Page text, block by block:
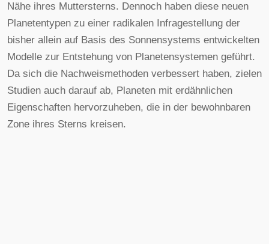
Nähe ihres Muttersterns. Dennoch haben diese neuen
Planetentypen zu einer radikalen Infragestellung der
bisher allein auf Basis des Sonnensystems entwickelten
Modelle zur Entstehung von Planetensystemen geführt.
Da sich die Nachweismethoden verbessert haben, zielen
Studien auch darauf ab, Planeten mit erdähnlichen
Eigenschaften hervorzuheben, die in der bewohnbaren
Zone ihres Sterns kreisen.